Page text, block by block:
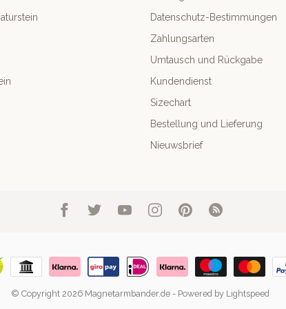
Datenschutz-Bestimmungen
Zahlungsarten
Umtausch und Rückgabe
Kundendienst
Sizechart
Bestellung und Lieferung
Nieuwsbrief
© Copyright 2026 Magnetarmbander.de- Powered by Lightspeed